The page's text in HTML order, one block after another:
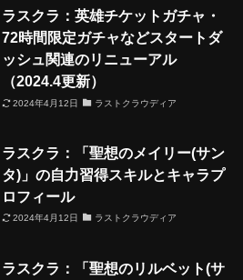
ラスクラ：英雄チケットガチャ・
72時間限定ガチャなどスタートダ
ッシュ関連のリニューアル
（2024.4更新）
2024年4月12日 ラストクラウディア
ラスクラ：「聖想のメイリー(サン
タ)」の自力習得スキルとキャラプ
ロフィール
2024年4月12日 ラストクラウディア
ラスクラ：「聖想のリルベット(サ